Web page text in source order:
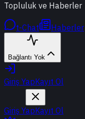
Topluluk ve Haberler
t-Chat Haberler
Bağlantı Yok
Giriş YapKayıt Ol
Giriş YapKayıt Ol